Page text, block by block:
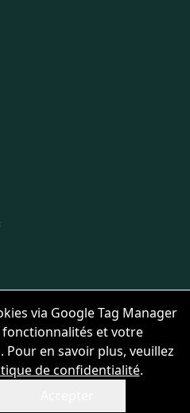
via Google Tag Manager
et votre
en savoir plus, veuillez
de confidentialité.